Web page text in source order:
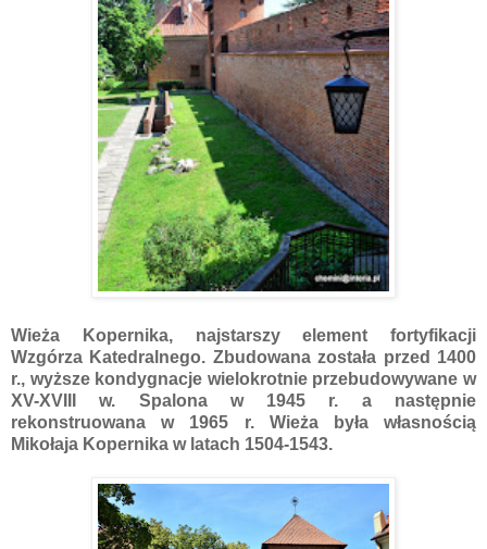
Wieża Kopernika, najstarszy element fortyfikacji
Wzgórza Katedralnego. Zbudowana została przed 1400
r., wyższe kondygnacje wielokrotnie przebudowywane w
XV-XVIII w. Spalona w 1945 r. a następnie
rekonstruowana w 1965 r. Wieża była własnością
Mikołaja Kopernika w latach 1504-1543.